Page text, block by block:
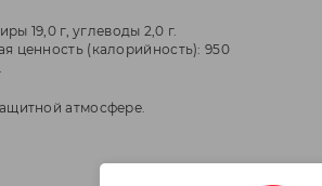
19,0 г, углеводы 2,0 г.
ценность (калорийность): 950
атмосфере.